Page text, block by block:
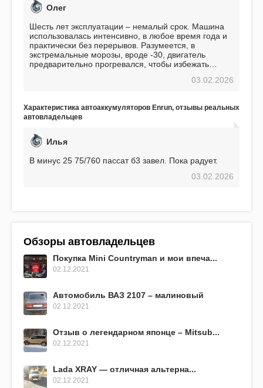
Олег
Шесть лет эксплуатации – немалый срок. Машина
использовалась интенсивно, в любое время года и
практически без перерывов. Разумеется, в
экстремальные морозы, вроде -30, двигатель
предварительно прогревался, чтобы избежать
использования не было ни единой поломки,
EFB 75. Судя по характеристикам, он даже
превосходит предыдущую модель.
03.02.2026
Характеристика автоаккумуляторов Enrun, отзывы реальных
автовладельцев
Илья
В минус 25 75/760 пассат б3 завел. Пока радует.
03.02.2026
Обзоры автовладельцев
Покупка Mini Countryman и мои впеча...
02.12.2021
Автомобиль ВАЗ 2107 – малиновый
02.12.2021
Отзыв о легендарном японце – Mitsub...
02.12.2021
Lada XRAY — отличная альтерна...
02.12.2021